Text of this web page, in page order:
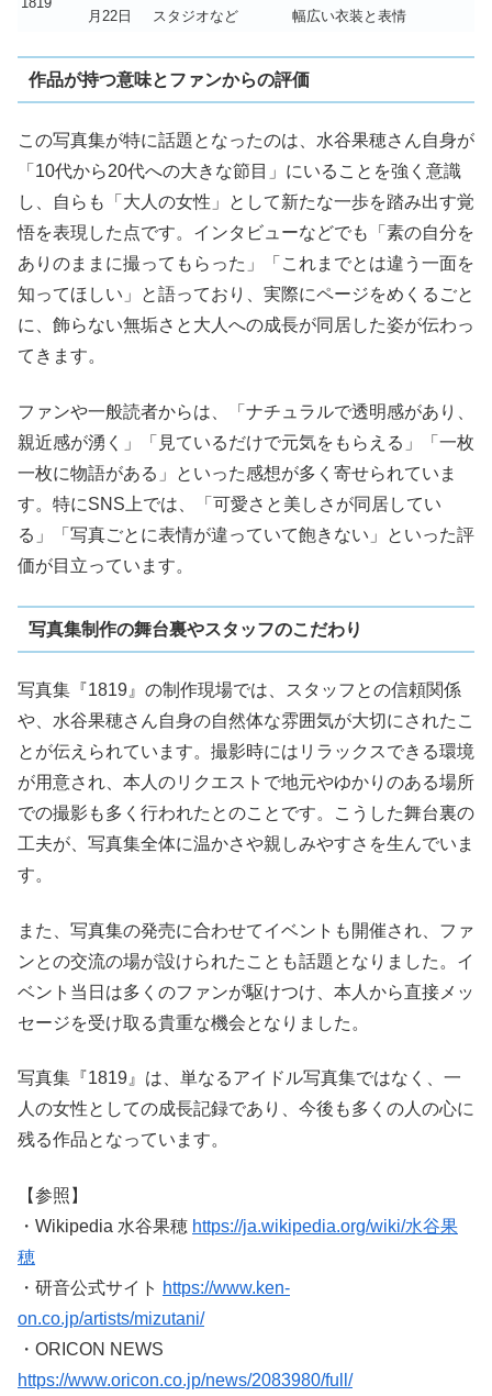
月22日
スタジオなど 幅広い衣装と表情
作品が持つ意味とファンからの評価
この写真集が特に話題となったのは、水谷果穂さん自身が
「10代から20代への大きな節目」にいることを強く意識
し、自らも「大人の女性」として新たな一歩を踏み出す覚
悟を表現した点です。インタビューなどでも「素の自分を
ありのままに撮ってもらった」「これまでとは違う一面を
知ってほしい」と語っており、実際にページをめくるごと
に、飾らない無垢さと大人への成長が同居した姿が伝わっ
てきます。
ファンや一般読者からは、「ナチュラルで透明感があり、
親近感が湧く」「見ているだけで元気をもらえる」「一枚
一枚に物語がある」といった感想が多く寄せられていま
す。特にSNS上では、「可愛さと美しさが同居してい
る」「写真ごとに表情が違っていて飽きない」といった評
価が目立っています。
写真集制作の舞台裏やスタッフのこだわり
写真集『1819』の制作現場では、スタッフとの信頼関係
や、水谷果穂さん自身の自然体な雰囲気が大切にされたこ
とが伝えられています。撮影時にはリラックスできる環境
が用意され、本人のリクエストで地元やゆかりのある場所
での撮影も多く行われたとのことです。こうした舞台裏の
工夫が、写真集全体に温かさや親しみやすさを生んでいま
す。
また、写真集の発売に合わせてイベントも開催され、ファ
ンとの交流の場が設けられたことも話題となりました。イ
ベント当日は多くのファンが駆けつけ、本人から直接メッ
セージを受け取る貴重な機会となりました。
写真集『1819』は、単なるアイドル写真集ではなく、一
人の女性としての成長記録であり、今後も多くの人の心に
残る作品となっています。
【参照】
・Wikipedia 水谷果穂 https://ja.wikipedia.org/wiki/水谷果
穂
・研音公式サイト https://www.ken-
on.co.jp/artists/mizutani/
・ORICON NEWS
https://www.oricon.co.jp/news/2083980/full/